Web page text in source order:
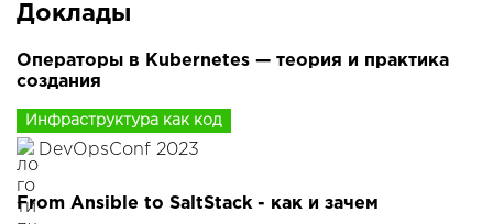
Доклады
Операторы в Kubernetes — теория и практика
создания
Инфраструктура как код
DevOpsConf 2023
From Ansible to SaltStack - как и зачем